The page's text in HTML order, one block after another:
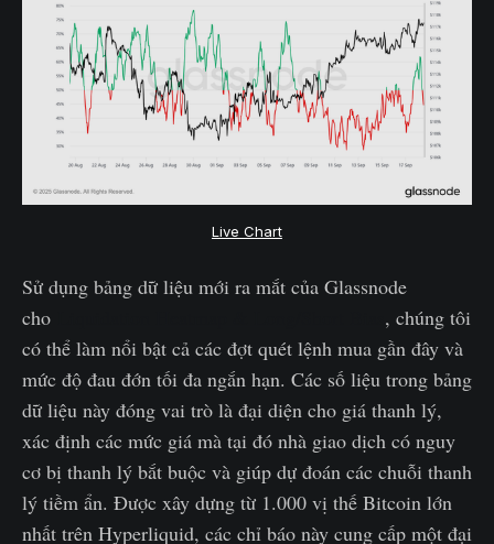
Live Chart
Sử dụng bảng dữ liệu mới ra mắt của Glassnode
cho
, chúng tôi
có thể làm nổi bật cả các đợt quét lệnh mua gần đây và
mức độ đau đớn tối đa ngắn hạn. Các số liệu trong bảng
dữ liệu này đóng vai trò là đại diện cho giá thanh lý,
xác định các mức giá mà tại đó nhà giao dịch có nguy
cơ bị thanh lý bắt buộc và giúp dự đoán các chuỗi thanh
lý tiềm ẩn. Được xây dựng từ 1.000 vị thế Bitcoin lớn
nhất trên Hyperliquid, các chỉ báo này cung cấp một đại